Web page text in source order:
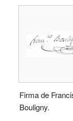
Firma de
Bouligny.